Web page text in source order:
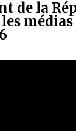
de la